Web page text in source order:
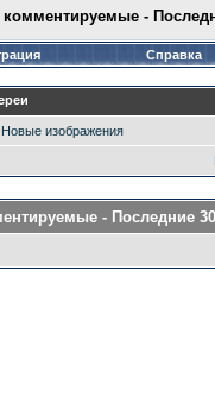
-
Справка
Новые изображения
- Последние